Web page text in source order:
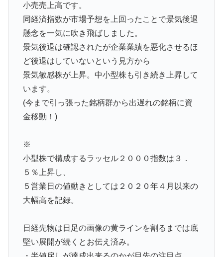
小売売上高です。
同経済指数が市場予想を上回ったことで景気後退
懸念を一気に吹き飛ばしました。
景気後退は確認されたが企業業績を悪化させるほ
ど後退はしていないという見方から
景気敏感株が上昇。中小型株も引き続き上昇して
います。
(今まで引っ張った銘柄群から出遅れの銘柄に資
金移動！)
※
小型株で構成するラッセル２０００指数は３．
５％上昇し、
５営業日の値動きとしては２０２０年４月以来の
大幅高を記録。
日経先物は日足の画像の黄ラインを割るまでは底
堅い展開が続くとお伝え済み。